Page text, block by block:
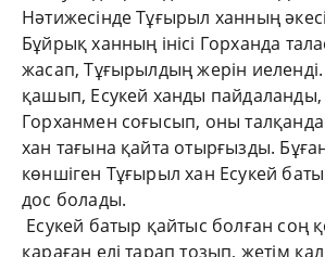
Нәтижесінде Тұғырыл ханның
Бұйрық ханның інісі Горханда
жасап, Тұғырылдың жерін
қашып, Есукей ханды пайдаланды,
Горханмен соғысып, оны
хан тағына қайта отырғызды. Бұған
көншіген Тұғырыл хан Есукей
дос болады.
Есукей батыр қайтыс болған соң
қараған елі тарап тозып, жетім